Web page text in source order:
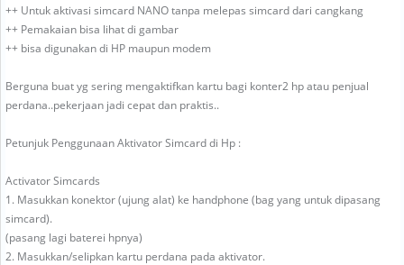
++ Untuk aktivasi simcard NANO tanpa melepas simcard dari cangkang
++ Pemakaian bisa lihat di gambar
++ bisa digunakan di HP maupun modem
Berguna buat yg sering mengaktifkan kartu bagi konter2 hp atau penjual
perdana..pekerjaan jadi cepat dan praktis..
Petunjuk Penggunaan Aktivator Simcard di Hp :
Activator Simcards
1. Masukkan konektor (ujung alat) ke handphone (bag yang untuk dipasang
simcard).
(pasang lagi baterei hpnya)
2. Masukkan/selipkan kartu perdana pada aktivator.